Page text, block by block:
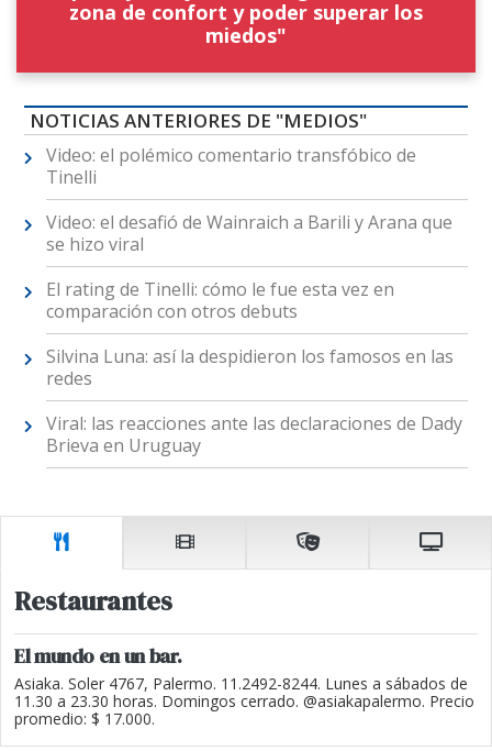
zona de confort y poder superar los
miedos"
NOTICIAS ANTERIORES DE "MEDIOS"
Video: el polémico comentario transfóbico de
Tinelli
Video: el desafió de Wainraich a Barili y Arana que
se hizo viral
El rating de Tinelli: cómo le fue esta vez en
comparación con otros debuts
Silvina Luna: así la despidieron los famosos en las
redes
Viral: las reacciones ante las declaraciones de Dady
Brieva en Uruguay
Restaurantes
El mundo en un bar.
Asiaka. Soler 4767, Palermo. 11.2492-8244. Lunes a sábados de
11.30 a 23.30 horas. Domingos cerrado. @asiakapalermo. Precio
promedio: $ 17.000.